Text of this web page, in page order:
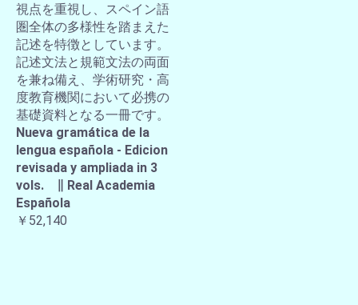
視点を重視し、スペイン語
圏全体の多様性を踏まえた
記述を特徴としています。
記述文法と規範文法の両面
を兼ね備え、学術研究・高
度教育機関において必携の
基礎資料となる一冊です。
Nueva gramática de la
lengua española - Edicion
revisada y ampliada in 3
vols. ∥ Real Academia
Española
￥52,140